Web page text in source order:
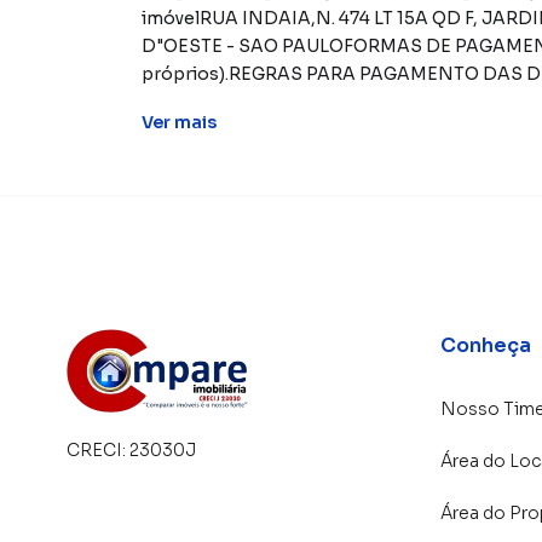
Ver mais
CRECI: 23030J
Conheça
Nosso
Área do
Área do